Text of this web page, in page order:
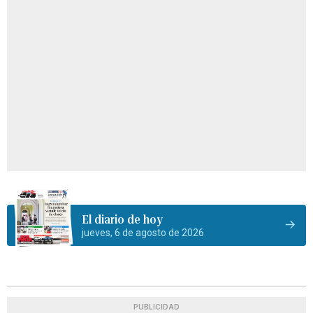
El diario de hoy
jueves, 6 de agosto de 2026
PUBLICIDAD